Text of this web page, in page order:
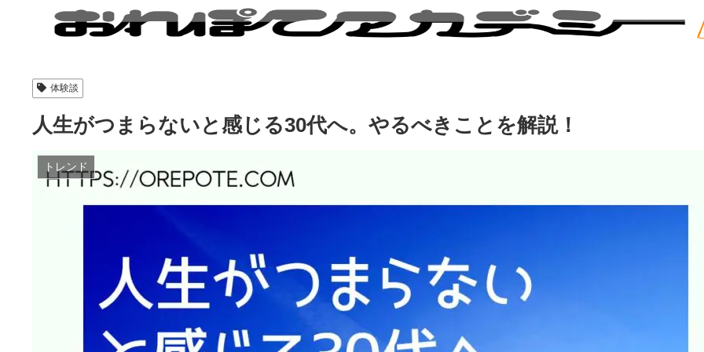
体験談
人生がつまらないと感じる30代へ。やるべきことを解説！
トレンド